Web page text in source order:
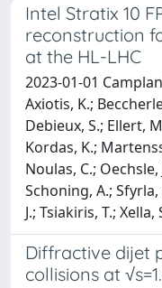
Intel Stratix 10
reconstruction
at the HL-LHC
2023-01-01
Axiotis, K.;
Debieux, S.; Ellert,
Kordas, K.;
Noulas, C.;
Schoning, A.;
J.; Tsiakiris, T.; Xella,
Diffractive dijet
collisions at